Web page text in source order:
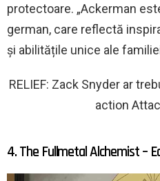
protectoare. „Ackerman
german, care reflectă
și abilitățile unice ale
RELIEF: Zack Snyder ar
action
4. The Fullmetal Alchemist –